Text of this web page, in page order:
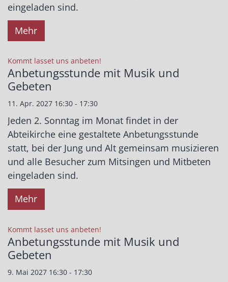
eingeladen sind.
Mehr
Kommt lasset uns anbeten!
Anbetungsstunde mit Musik und
Gebeten
11. Apr. 2027 16:30 - 17:30
Jeden 2. Sonntag im Monat findet in der
Abteikirche eine gestaltete Anbetungsstunde
statt, bei der Jung und Alt gemeinsam musizieren
und alle Besucher zum Mitsingen und Mitbeten
eingeladen sind.
Mehr
Kommt lasset uns anbeten!
Anbetungsstunde mit Musik und
Gebeten
9. Mai 2027 16:30 - 17:30